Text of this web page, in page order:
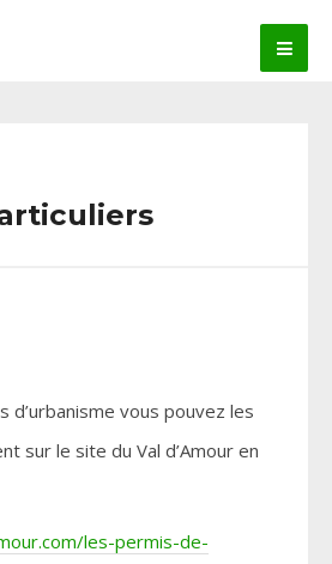
d’urbanisme vous pouvez les
sur le site du Val d’Amour en
les-permis-de-